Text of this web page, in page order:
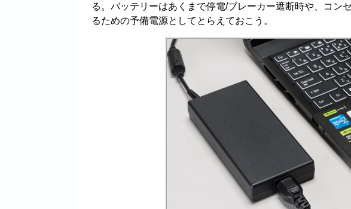
る。バッテリーはあくまで停電/ブレーカー遮断時や、コン
るための予備電源としてとらえておこう。